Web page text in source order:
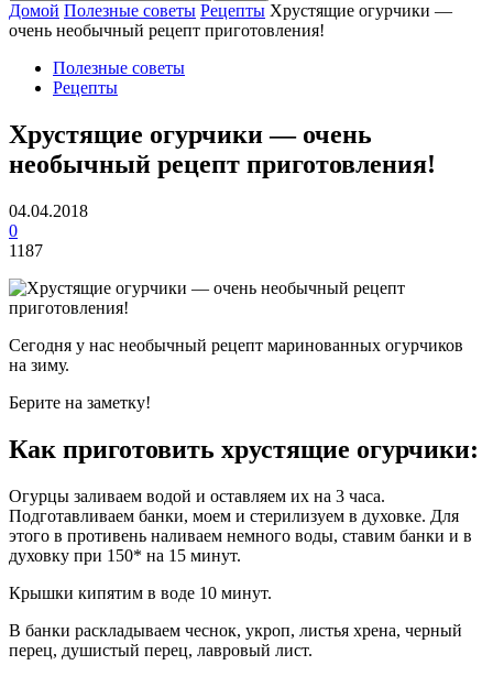
Домой Полезные советы Рецепты Хрустящие огурчики —
очень необычный рецепт приготовления!
Полезные советы
Рецепты
Хрустящие огурчики — очень
необычный рецепт приготовления!
04.04.2018
0
1187
Сегодня у нас необычный рецепт маринованных огурчиков
на зиму.
Берите на заметку!
Как приготовить хрустящие огурчики:
Огурцы заливаем водой и оставляем их на 3 часа.
Подготавливаем банки, моем и стерилизуем в духовке. Для
этого в противень наливаем немного воды, ставим банки и в
духовку при 150* на 15 минут.
Крышки кипятим в воде 10 минут.
В банки раскладываем чеснок, укроп, листья хрена, черный
перец, душистый перец, лавровый лист.